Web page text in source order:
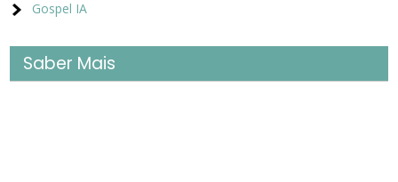
Gospel IA
Saber Mais